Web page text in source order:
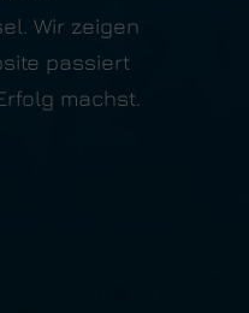
Wir zeigen
passiert
machst.